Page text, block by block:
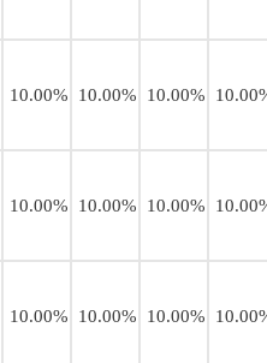
10.00% 10.00% 10.00%
10.00% 10.00% 10.00%
10.00% 10.00% 10.00%